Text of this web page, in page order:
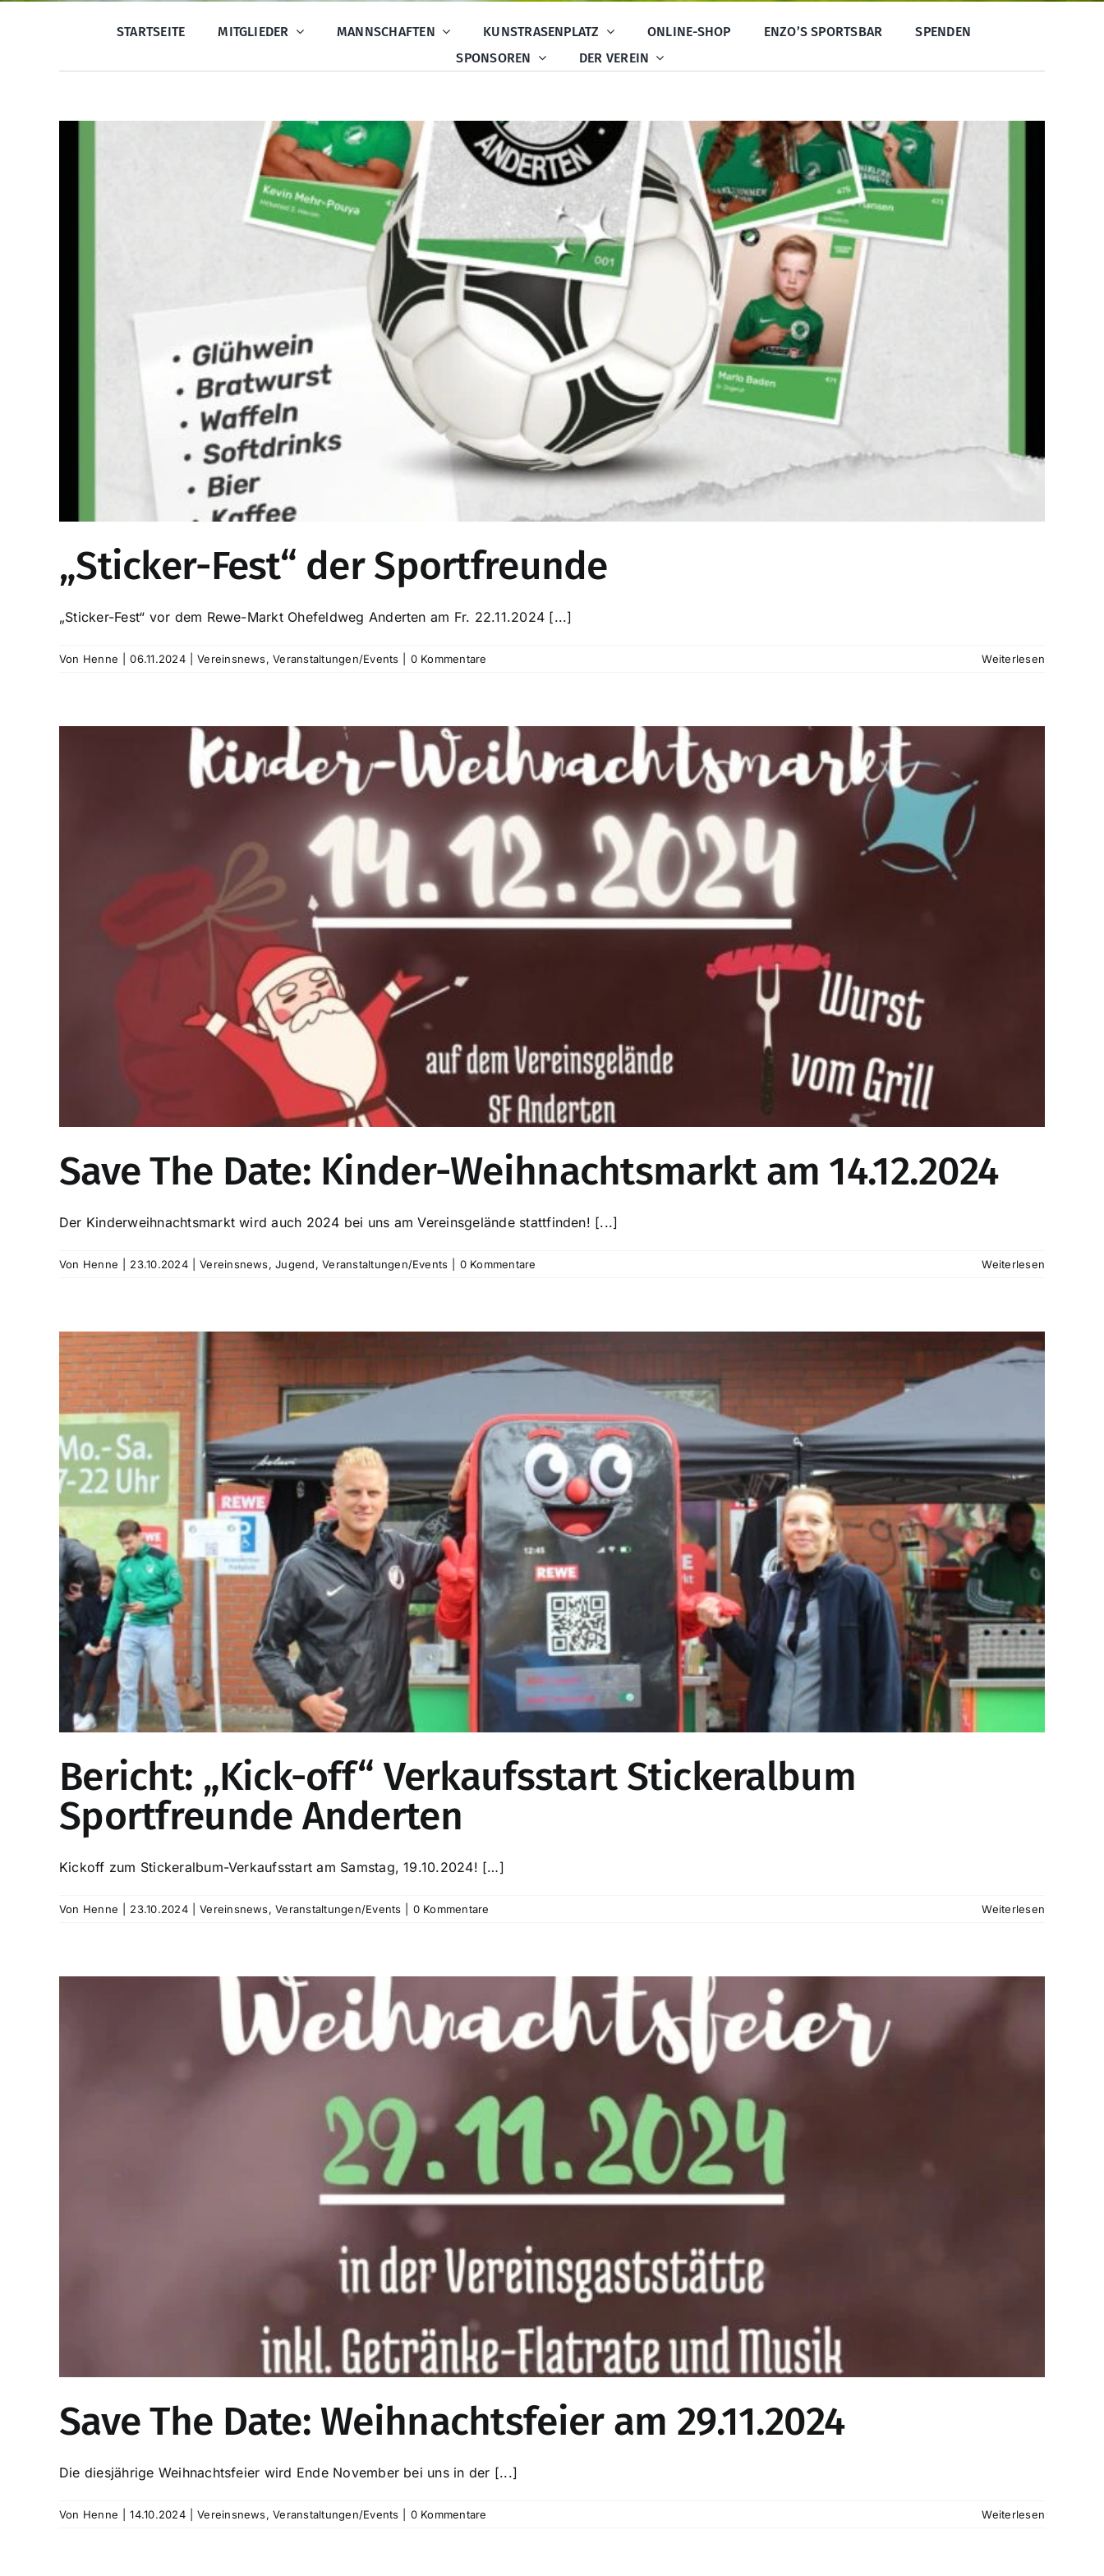
STARTSEITE MITGLIEDER MANNSCHAFTEN KUNSTRASENPLATZ ONLINE-SHOP ENZO’S SPORTSBAR
SPENDEN
SPONSOREN
DER VEREIN
„Sticker-Fest“ der Sportfreunde
„Sticker-Fest“ vor dem Rewe-Markt Ohefeldweg Anderten am Fr. 22.11.2024 [...]
Von Henne 06.11.2024 Vereinsnews,Veranstaltungen/Events 0 Kommentare Weiterlesen
Save The Date: Kinder-Weihnachtsmarkt am 14.12.2024
Der Kinderweihnachtsmarkt wird auch 2024 bei uns am Vereinsgelände stattfinden! [...]
Von Henne 23.10.2024 Vereinsnews,Jugend,Veranstaltungen/Events 0 Kommentare Weiterlesen
Bericht: „Kick-off“ Verkaufsstart Stickeralbum
Sportfreunde Anderten
Kickoff zum Stickeralbum-Verkaufsstart am Samstag, 19.10.2024! […]
Von Henne 23.10.2024 Vereinsnews,Veranstaltungen/Events 0 Kommentare Weiterlesen
Save The Date: Weihnachtsfeier am 29.11.2024
Die diesjährige Weihnachtsfeier wird Ende November bei uns in der [...]
Von Henne 14.10.2024 Vereinsnews,Veranstaltungen/Events 0 Kommentare Weiterlesen